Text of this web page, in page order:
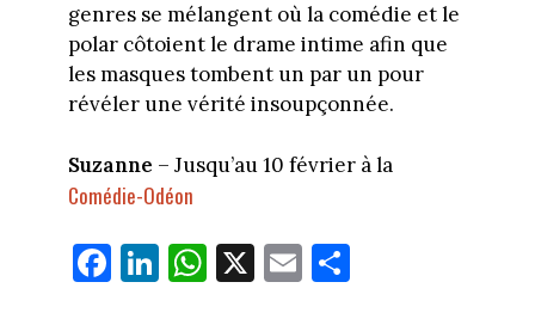
genres se mélangent où la comédie et le
polar côtoient le drame intime afin que
les masques tombent un par un pour
révéler une vérité insoupçonnée.
Suzanne – Jusqu’au 10 février à la
Comédie-Odéon
Fa
ce
Li
nk
W
ha
X E
m
Pa